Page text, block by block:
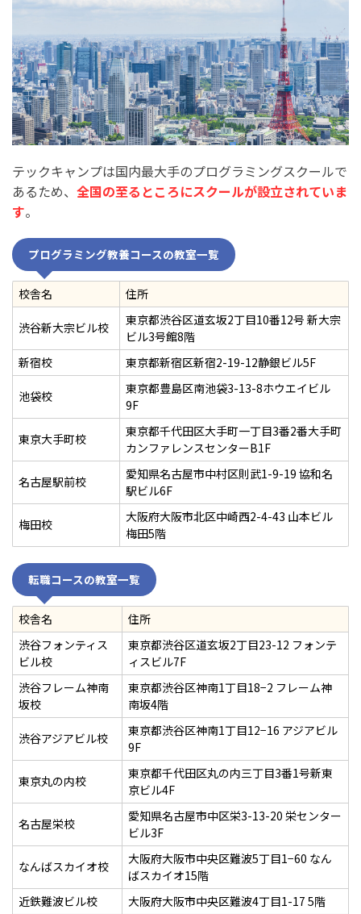
テックキャンプは国内最大手のプログラミングスクールで
あるため、 全国の至るところにスクールが設立されていま
す。
プログラミング教養コースの教室一覧
校舎名 住所
渋谷新大宗ビル校
東京都渋谷区道玄坂2丁目10番12号 新大宗
ビル3号館8階
新宿校
東京都新宿区新宿2-19-12静銀ビル5F
池袋校
東京都豊島区南池袋3-13-8ホウエイビル
9F
東京大手町校
東京都千代田区大手町一丁目3番2番大手町
カンファレンスセンターB1F
名古屋駅前校
愛知県名古屋市中村区則武1-9-19 協和名
駅ビル6F
梅田校
大阪府大阪市北区中崎西2-4-43 山本ビル
梅田5階
転職コースの教室一覧
校舎名
住所
渋谷フォンティス
ビル校
東京都渋谷区道玄坂2丁目23-12 フォンテ
ィスビル7F
渋谷フレーム神南
坂校
東京都渋谷区神南1丁目18−2 フレーム神
南坂4階
渋谷アジアビル校
東京都渋谷区神南1丁目12−16 アジアビル
9F
東京丸の内校
東京都千代田区丸の内三丁目3番1号新東
京ビル4F
名古屋栄校
愛知県名古屋市中区栄3-13-20 栄センター
ビル3F
なんばスカイオ校
大阪府大阪市中央区難波5丁目1−60 なん
ばスカイオ15階
近鉄難波ビル校
大阪府大阪市中央区難波4丁目1-17 5階